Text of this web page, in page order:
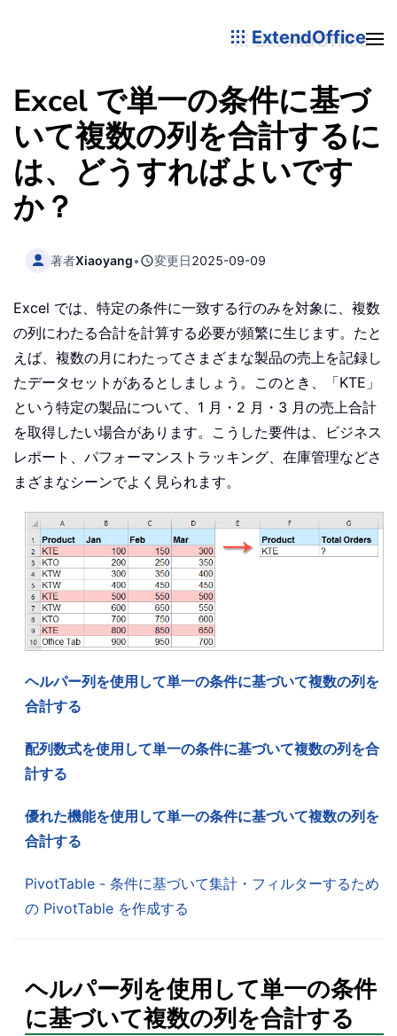
ExtendOffice
Excel で単一の条件に基づ
いて複数の列を合計するに
は、どうすればよいです
か？
著者Xiaoyang• 変更日2025-09-09
Excel では、特定の条件に一致する行のみを対象に、複数
の列にわたる合計を計算する必要が頻繁に生じます。たと
えば、複数の月にわたってさまざまな製品の売上を記録し
たデータセットがあるとしましょう。このとき、「KTE」
という特定の製品について、1 月・2 月・3 月の売上合計
を取得したい場合があります。こうした要件は、ビジネス
レポート、パフォーマンストラッキング、在庫管理などさ
まざまなシーンでよく見られます。
ヘルパー列を使用して単一の条件に基づいて複数の列を
合計する
配列数式を使用して単一の条件に基づいて複数の列を合
計する
優れた機能を使用して単一の条件に基づいて複数の列を
合計する
PivotTable - 条件に基づいて集計・フィルターするため
の PivotTable を作成する
ヘルパー列を使用して単一の条件
に基づいて複数の列を合計する